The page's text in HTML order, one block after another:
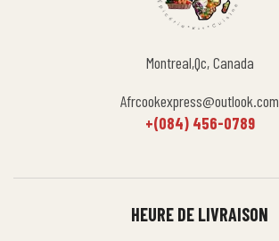
Montreal,Qc, Canada
Afrcookexpress@outlook.com
+(084) 456-0789
HEURE DE LIVRAISON